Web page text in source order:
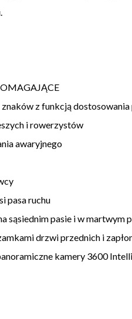
z funkcją
i rowerzystów
awaryjnego
pasa ruchu
sąsiednim pasie i w
drzwi przednich i
kamery 3600